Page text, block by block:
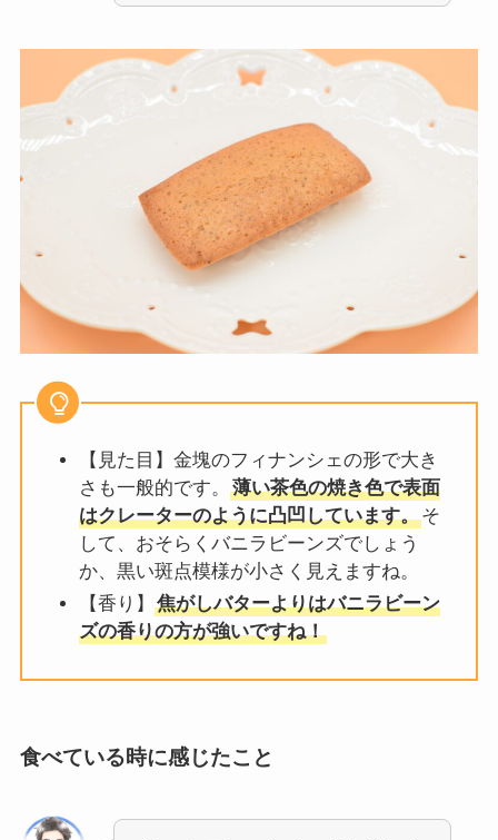
【見た目】金塊のフィナンシェの形で大き
さも一般的です。
薄い茶色の焼き色で表面
はクレーターのように凸凹しています。そ
して、おそらくバニラビーンズでしょう
か、黒い斑点模様が小さく見えますね。
【香り】
焦がしバターよりはバニラビーン
ズの香りの方が強いですね！
食べている時に感じたこと